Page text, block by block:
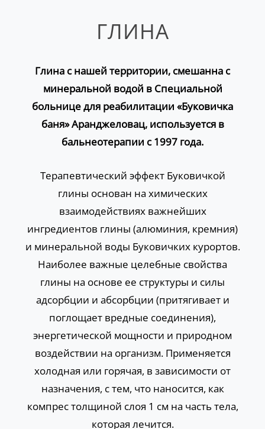
ГЛИНА
Глина с нашей территории, смешанна с
минеральной водой в Специальной
больнице для реабилитации «Буковичка
баня» Аранджеловац, используется в
бальнеотерапии с 1997 года.
Терапевтический эффект Буковичкой
глины основан на химических
взаимодействиях важнейших
ингредиентов глины (алюминия, кремния)
и минеральной воды Буковичких курортов.
Наиболее важные целебные свойства
глины на основе ее структуры и силы
адсорбции и абсорбции (притягивает и
поглощает вредные соединения),
энергетической мощности и природном
воздействии на организм. Применяется
холодная или горячая, в зависимости от
назначения, с тем, что наносится, как
компрес толщиной слоя 1 см на часть тела,
которая лечится.